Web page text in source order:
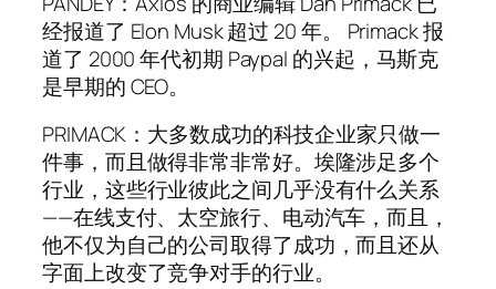
经报道了 Elon Musk 超过 20 年。 Primack 报
道了 2000 年代初期 Paypal 的兴起，马斯克
是早期的 CEO。
PRIMACK：大多数成功的科技企业家只做一
件事，而且做得非常非常好。埃隆涉足多个
行业，这些行业彼此之间几乎没有什么关系
——在线支付、太空旅行、电动汽车，而且，
他不仅为自己的公司取得了成功，而且还从
字面上改变了竞争对手的行业。